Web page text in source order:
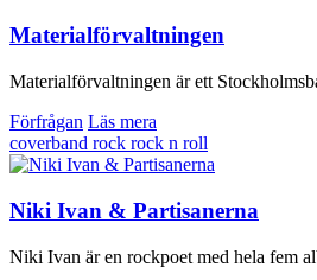
Materialförvaltningen
Materialförvaltningen är ett
Förfrågan Läs mera
coverband rock rock n roll
Niki Ivan & Partisanerna
Niki Ivan är en rockpoet med hela fem